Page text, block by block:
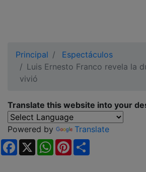
Principal
Espectáculos
Luis Ernesto Franco revela la
vivió
Translate this website into your
Powered by
Translate
Facebook
X WhatsApp
Pinterest